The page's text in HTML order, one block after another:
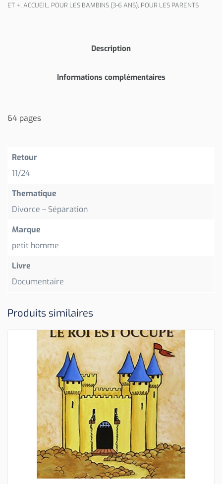
ET +, ACCUEIL, POUR LES BAMBINS (3-6 ANS), POUR LES PARENTS
Description
Informations complémentaires
64 pages
Retour
11/24
Thematique
Divorce – Séparation
Marque
petit homme
Livre
Documentaire
Produits similaires